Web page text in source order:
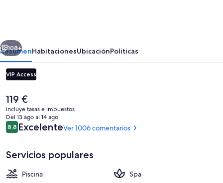
Siguiente
108+
ResumenHabitacionesUbicaciónPolíticas
VIP Access
El
precio
actual
es
de
119 €
incluye tasas e impuestos
Del 13 ago al 14 ago
Comentarios
8,88,8 de 10
ExcelenteVer 1006 comentarios
Servicios populares
Piscina
Spa